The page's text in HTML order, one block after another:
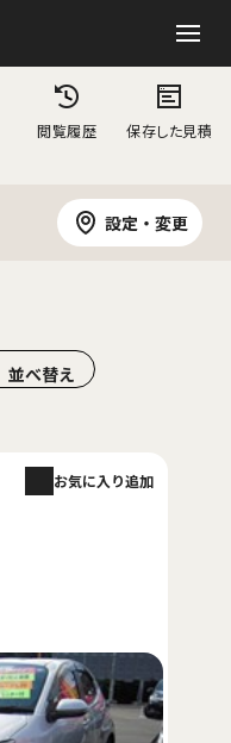
閲覧履歴 保存した見積
設定・変更
並べ替え
お気に入り追加